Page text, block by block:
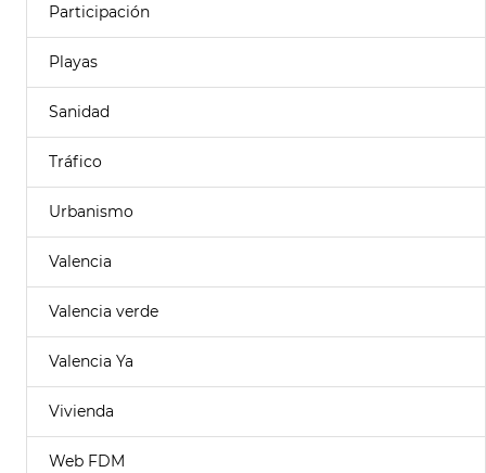
Participación
Playas
Sanidad
Tráfico
Urbanismo
Valencia
Valencia verde
Valencia Ya
Vivienda
Web FDM